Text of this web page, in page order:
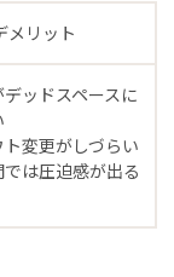
メリット
デッドスペースに
ト変更がしづらい
では圧迫感が出る